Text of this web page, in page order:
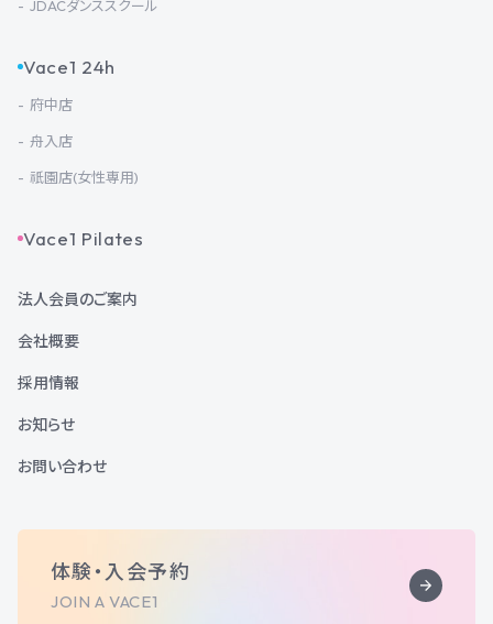
JDACダンススクール
Vace1 24h
府中店
舟入店
祇園店(女性専用)
Vace1 Pilates
法人会員のご案内
会社概要
採用情報
お知らせ
お問い合わせ
体験・入会予約
JOIN A VACE1